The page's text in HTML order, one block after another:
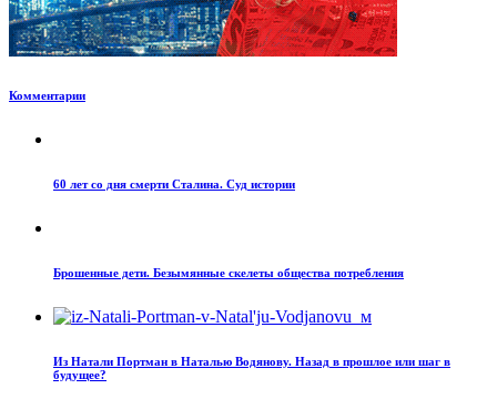
Комментарии
60 лет со дня смерти Сталина. Суд истории
Брошенные дети. Безымянные скелеты общества потребления
Из Натали Портман в Наталью Водянову. Назад в прошлое или шаг в
будущее?